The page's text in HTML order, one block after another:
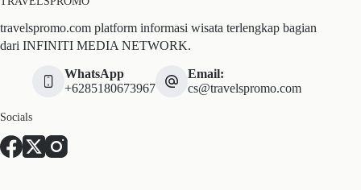
travelspromo.com platform informasi wisata terlengkap bagian
dari INFINITI MEDIA NETWORK.
WhatsApp
+6285180673967
Email:
cs@travelspromo.com
Socials